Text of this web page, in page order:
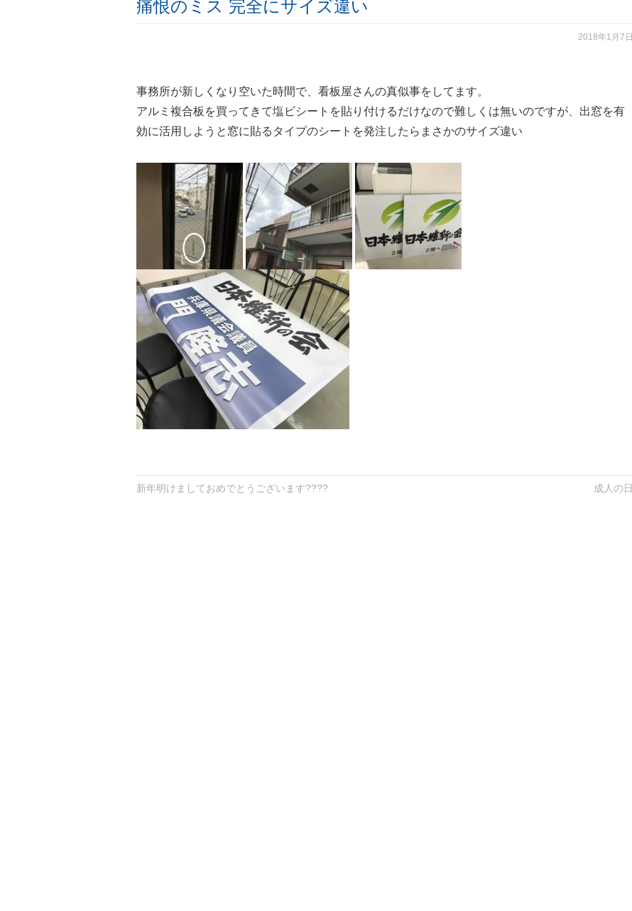
痛恨のミス 完全にサイズ違い
2018年1月7日
事務所が新しくなり空いた時間で、看板屋さんの真似事をしてます。
アルミ複合板を買ってきて塩ビシートを貼り付けるだけなので難しくは無いのですが、出窓を有
効に活用しようと窓に貼るタイプのシートを発注したらまさかのサイズ違い
新年明けましておめでとうございます???? 成人の日